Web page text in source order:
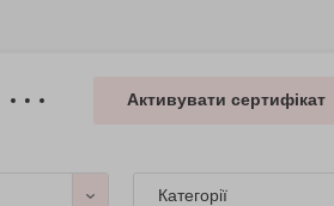
Активувати сертифікат
Категорії